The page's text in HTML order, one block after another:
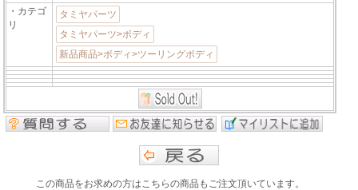
・カテゴ
リ
タミヤパーツ
タミヤパーツ>ボディ
新品商品>ボディ>ツーリングボディ
この商品をお求めの方はこちらの商品もご注文頂いています。